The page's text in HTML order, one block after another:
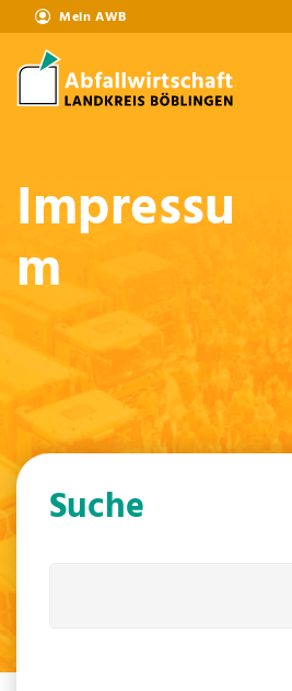
Mein AWB
Impressu
m
Suche